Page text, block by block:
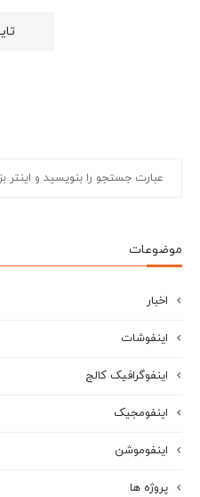
موضوعات
اخبار
اینفوشات
اینفوگرافیک کالج
اینفومجیک
اینفوموشن
پروژه ها